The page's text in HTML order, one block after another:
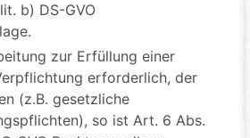
b) DS-GVO
zur Erfüllung einer
erforderlich, der
(z.B. gesetzliche
so ist Art. 6 Abs.